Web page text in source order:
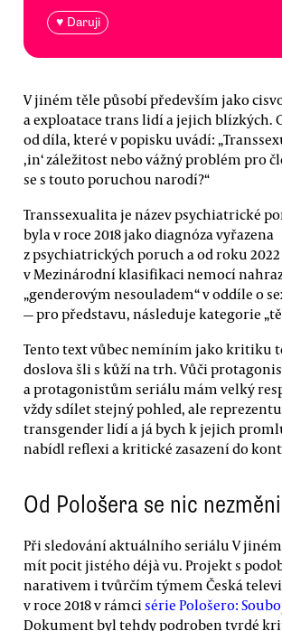
♥ Daruji
V jiném těle působí především jako
a exploatace trans lidí a jejich blízkých.
od díla, které v popisku uvádí:
‚in‘ záležitost nebo vážný problém pro
se s touto poruchou narodí?“
Transsexualita je název psychiatrické
byla v roce 2018 jako diagnóza vyřazena
z psychiatrických poruch a od roku
v Mezinárodní klasifikaci nemocí
„genderovým nesouladem“ v oddíle o
— pro představu, následuje kategorie
Tento text vůbec nemíním jako kritiku
doslova šli s kůží na trh. Vůči
a protagonistům seriálu mám velký
vždy sdílet stejný pohled, ale
transgender lidí a já bych k jejich
nabídl reflexi a kritické zasazení do
Od Pološera se nic
Při sledování aktuálního seriálu V
mít pocit jistého déjà vu. Projekt s
narativem i tvůrčím týmem Česká
v roce 2018 v rámcisérie Pološero:
Dokument byl tehdy podroben tvrdé